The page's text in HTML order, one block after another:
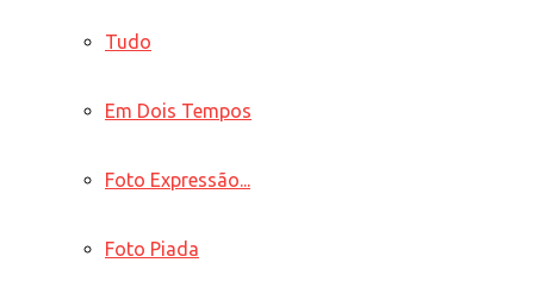
Tudo
Em Dois Tempos
Foto Expressão...
Foto Piada